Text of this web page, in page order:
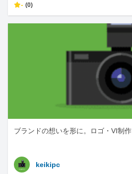
- (0)
ブランドの想いを形に。ロゴ・VI制作
keikipc